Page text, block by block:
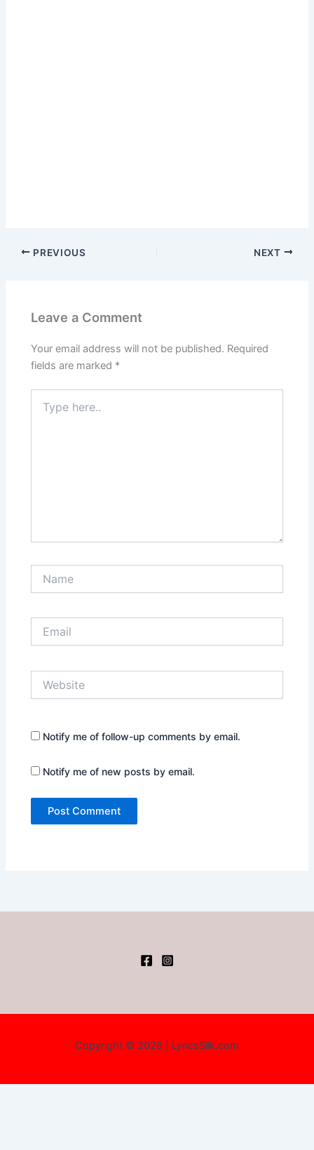
PREVIOUS NEXT
Leave a Comment
Your email address will not be published. Required
fields are marked *
here..
Notify me of follow-up comments by email.
Notify me of new posts by email.
Copyright © 2026 | LyricsSilk.com